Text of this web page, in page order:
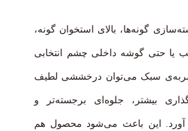
گونه‌ها، بالای استخوان گونه،
لب یا حتی گوشه داخلی چشم انتخابی
ضربه‌ی سبک می‌توان درخششی لطیف
بیشتر، جلوه‌ای برجسته‌تر و
آورد. این باعث می‌شود محصول هم